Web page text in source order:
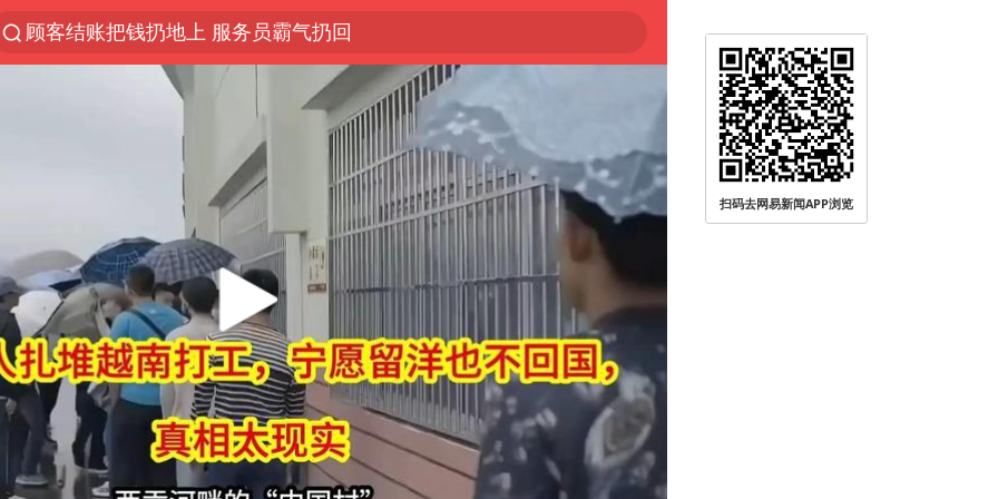
探寻“技能+”促就业创业新路
美国退回1000亿美元关税
38岁山东财大教授刘海明逝世
李亚鹏向地铁吐血女孩捐99999元
被泰航拒载中国乘客：免费改签没兑现
逃犯看演唱会 刚出地铁就被逮住
台风白海豚或在华东沿海登陆
日本籍女网红在韩直播时自杀身亡
香港殿堂级填词人黎彼得因病离世 终年76岁
FIFA官方支持因凡蒂诺
南大数院院长疑辞职信里写不想干了
扫码去网易新闻APP浏览